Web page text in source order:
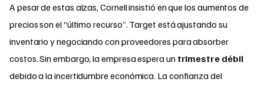
A pesar de estas alzas, Cornell insistió en que los aumentos de
precios son el “último recurso”. Target está ajustando su
inventario y negociando con proveedores para absorber
costos. Sin embargo, la empresa espera un trimestre débil
debido a la incertidumbre económica. La confianza del